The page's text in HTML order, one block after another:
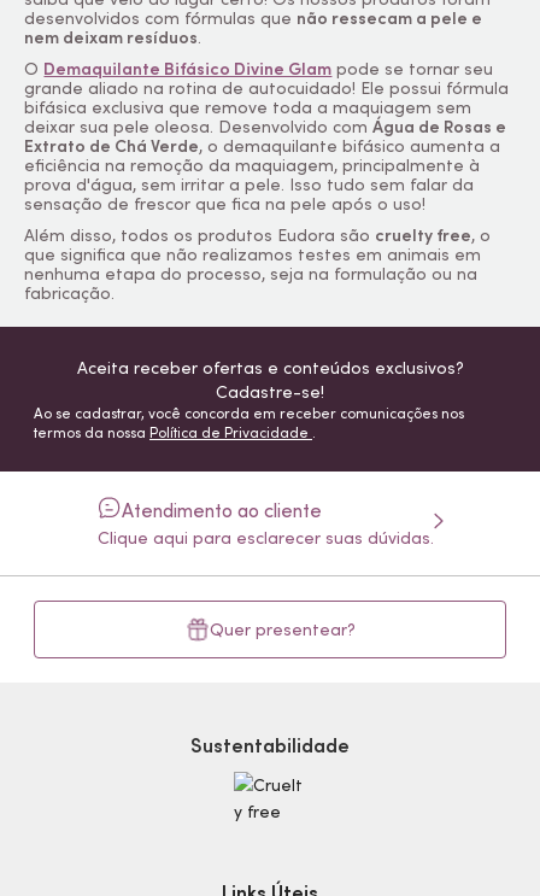
desenvolvidos com fórmulas que não ressecam a pele e
nem deixam resíduos.
O Demaquilante Bifásico Divine Glam pode se tornar seu
grande aliado na rotina de autocuidado! Ele possui fórmula
bifásica exclusiva que remove toda a maquiagem sem
deixar sua pele oleosa. Desenvolvido comÁgua de Rosas e
Extrato de Chá Verde, o demaquilante bifásico aumenta a
eficiência na remoção da maquiagem, principalmente à
prova d'água, sem irritar a pele. Isso tudo sem falar da
sensação de frescor que fica na pele após o uso!
Além disso, todos os produtos Eudora são cruelty free, o
que significa que não realizamos testes em animais em
nenhuma etapa do processo, seja na formulação ou na
fabricação.
Aceita receber ofertas e conteúdos exclusivos?
Cadastre-se!
Ao se cadastrar, você concorda em receber comunicações nos
termos da nossa Política de Privacidade .
Atendimento ao cliente
Clique aqui para esclarecer suas dúvidas.
Quer presentear?
Sustentabilidade